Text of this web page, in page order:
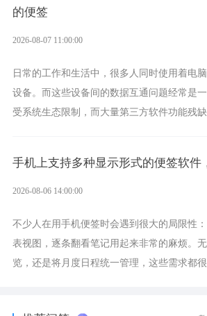
的便签
2026-08-07 11:00:00
日常的工作和生活中，很多人同时使用着电
设备。而这些设备间的数据互通问题经常是
受系统生态限制，而大量第三方软件功能残
手机上支持多种显示形式的便签软件
2026-08-06 14:00:00
不少人在用手机便签时会遇到很大的局限性
表视图，逐条翻看笔记用起来非常的麻烦。
览，还是将月度日程统一管理，这些需求都